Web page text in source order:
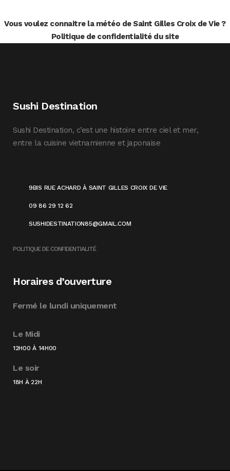
Vous voulez connaitre la météo de Saint Gilles Croix de Vie ?
Politique de confidentialité du site
Sushi Destination
Sushi Destination, c’est une histoire entre ciel et mer,
entre la cuisine vietnamienne et japonaise
9BIS RUE ACHARD À SAINT GILLES CROIX DE VIE
09 86 29 12 62
SUSHIDESTINATION85@GMAIL.COM
POLITIQUE DE CONFIDENTIALITÉ
Horaires d’ouverture
Fermé le lundi uniquement
Le Midi
12H00 À 14H00
Le soir
18H À 22H